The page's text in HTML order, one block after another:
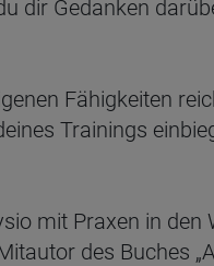
dir Gedanken
Fähigkeiten
Trainings
mit Praxen in den
des Buches